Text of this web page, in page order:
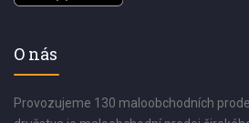
O nás
Provozujeme 130 maloobchodních